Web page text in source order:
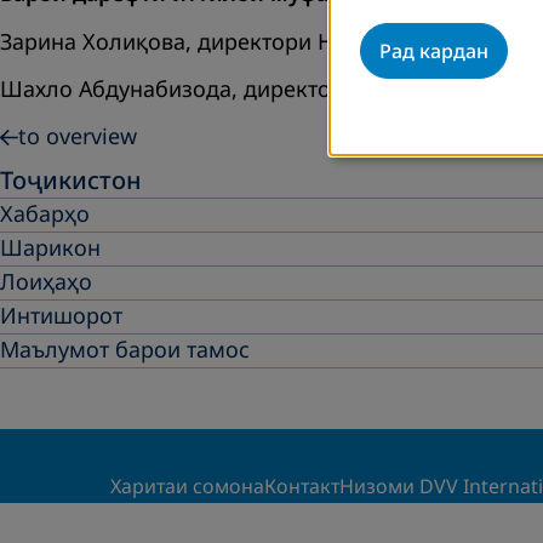
Зарина Холиқова, директори НамояндагииDVV
Шахло Абдунабизода, директори ТЧ
to overview
Тоҷикистон
Хабарҳо
Шарикон
Лоиҳаҳо
Интишорот
Маълумот барои тамос
Харитаи сомонаКонтактНизоми DVV
Рад кардан